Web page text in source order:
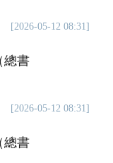
[2026-05-12 08:31]
總書
[2026-05-12 08:31]
總書